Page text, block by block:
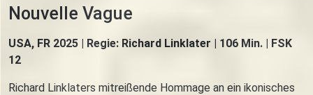
Nouvelle Vague
USA, FR 2025 | Regie: Richard Linklater | 106 Min. | FSK
12
Richard Linklaters mitreißende Hommage an ein ikonisches